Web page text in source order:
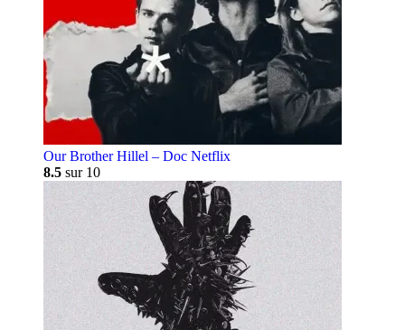
Our Brother Hillel – Doc Netflix
8.5 sur 10